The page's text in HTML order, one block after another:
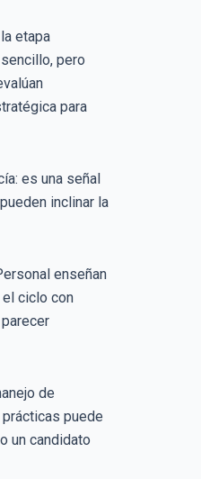
etapa
pero
para
es una señal
inclinar la
enseñan
ciclo con
de
puede
un candidato